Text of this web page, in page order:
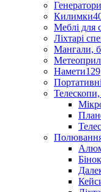
Генератори
Килимки
Меблі для
Ліхтарі
Мангали,
Намети129
Полювання